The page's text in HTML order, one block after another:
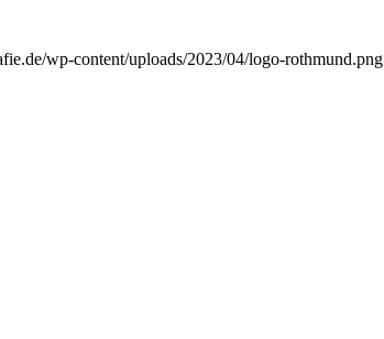
wp-content/uploads/2023/04/logo-rothmund.png